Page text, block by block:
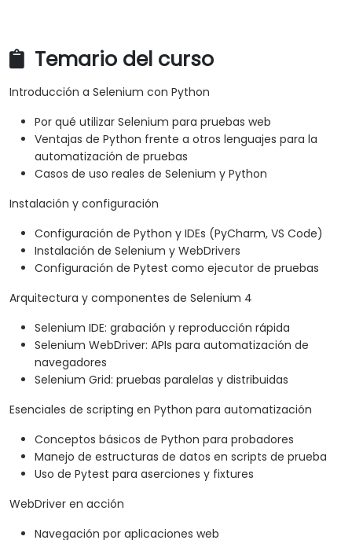
Temario del curso
Introducción a Selenium con Python
Por qué utilizar Selenium para pruebas web
Ventajas de Python frente a otros lenguajes para la
automatización de pruebas
Casos de uso reales de Selenium y Python
Instalación y configuración
Configuración de Python y IDEs (PyCharm, VS Code)
Instalación de Selenium y WebDrivers
Configuración de Pytest como ejecutor de pruebas
Arquitectura y componentes de Selenium 4
Selenium IDE: grabación y reproducción rápida
Selenium WebDriver: APIs para automatización de
navegadores
Selenium Grid: pruebas paralelas y distribuidas
Esenciales de scripting en Python para automatización
Conceptos básicos de Python para probadores
Manejo de estructuras de datos en scripts de prueba
Uso de Pytest para aserciones y fixtures
WebDriver en acción
Navegación por aplicaciones web